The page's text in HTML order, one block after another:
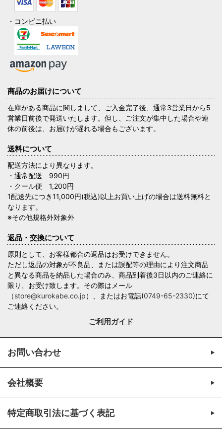
・コンビニ払い
商品のお届けについて
在庫がある商品に関しまして、ご入金完了後、通常3営業日から5
営業日前後で発送いたします。但し、ご注文が集中した場合や連
休の前後は、お届けが遅れる場合もございます。
送料について
配送方法により異なります。
・通常配送 990円
・クール便 1,200円
1配送先につき11,000円(税込)以上お買い上げの場合は送料無料と
なります。
※その他規格外対象外
返品・交換について
原則として、お客様都合の返品はお受けできません。
ただし返品の対象が不良品、または誤配等の理由により注文商品
と異なる商品を納品した場合のみ、商品到着後3日以内のご連絡に
限り、お受け致します。その際はメール
（store@kurokabe.co.jp）、またはお電話(0749-65-2330)にて
ご連絡ください。
ご利用ガイド
お問い合わせ
会社概要
特定商取引法に基づく表記